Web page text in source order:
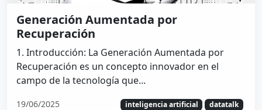
Generación Aumentada por
Recuperación
1. Introducción: La Generación Aumentada por
Recuperación es un concepto innovador en el
campo de la tecnología que...
19/06/2025 inteligencia artificial datatalk